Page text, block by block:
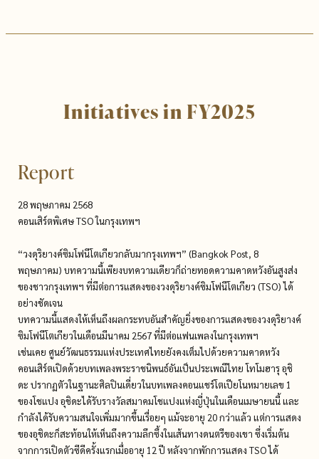
Initiatives in FY2025
Report
28 พฤษภาคม 2568
คอนเสิร์ตพิเศษ TSO ในกรุงเทพฯ
“วงดุริยางค์ซิมโฟนีโตเกียวกลับมากรุงเทพฯ” (Bangkok Post, 8
พฤษภาคม) บทความนี้เพียงบทความเดียวก็ถ่ายทอดความคาดหวังอันสูงส่ง
ของชาวกรุงเทพฯ ที่มีต่อการแสดงของวงดุริยางค์ซิมโฟนีโตเกียว (TSO) ได้
อย่างชัดเจน
บทความนี้แสดงให้เห็นถึงผลกระทบอันสำคัญยิ่งของการแสดงของวงดุริยางค์
ซิมโฟนีโตเกียวในเดือนมีนาคม 2567 ที่มีต่อแฟนเพลงในกรุงเทพฯ
เช่นเคย ศูนย์วัฒนธรรมแห่งประเทศไทยยังคงเต็มไปด้วยความคาดหวัง
คอนเสิร์ตเปิดด้วยบทเพลงพระราชนิพนธ์อันเป็นประเพณีไทย โทโมฮารุ อุชิ
ดะ ปรากฏตัวในฐานะศิลปินเดี่ยวในบทเพลงคอนแชร์โตเปียโนหมายเลข 1
ของโชแปง อุชิดะได้รับรางวัลสมาคมโชแปงแห่งญี่ปุ่นในเดือนเมษายนนี้ และ
กำลังได้รับความสนใจเพิ่มมากขึ้นเรื่อยๆ แม้จะอายุ 20 กว่าแล้ว แต่การแสดง
ของอุชิดะก็สะท้อนให้เห็นถึงความลึกซึ้งในเส้นทางดนตรีของเขา ซึ่งเริ่มต้น
จากการเปิดตัวซีดีครั้งแรกเมื่ออายุ 12 ปี หลังจากพักการแสดง TSO ได้